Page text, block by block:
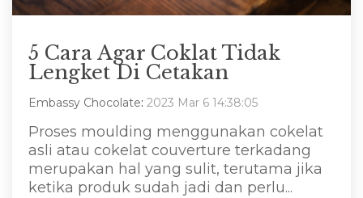
5 Cara Agar Coklat Tidak
Lengket Di Cetakan
Embassy Chocolate: 2023 Mar 6 14:38:05
Proses moulding menggunakan cokelat
asli atau cokelat couverture terkadang
merupakan hal yang sulit, terutama jika
ketika produk sudah jadi dan perlu...